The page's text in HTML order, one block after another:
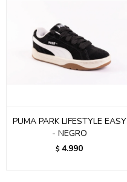
PUMA PARK LIFESTYLE EASY
- NEGRO
$ 4.990